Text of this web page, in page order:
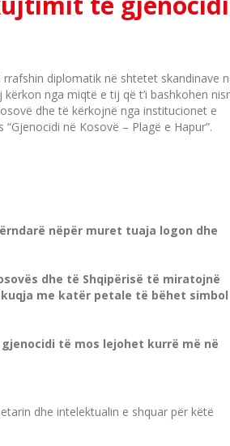
diplomatik në shtetet skandinave
nga miqtë e tij që t’i bashkohen
dhe të kërkojnë nga institucionet e
në Kosovë – Plagë e Hapur”.
nëpër muret tuaja logon dhe
dhe të Shqipërisë të miratojnë
me katër petale të bëhet simbol
të mos lejohet kurrë më në
dhe intelektualin e shquar për këtë